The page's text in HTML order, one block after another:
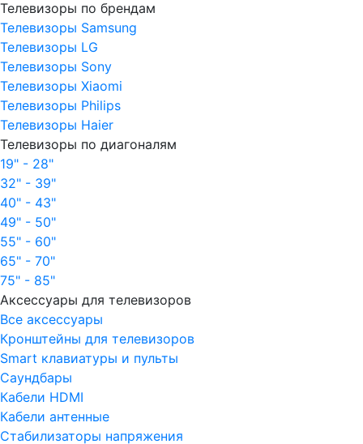
Телевизоры по брендам
Телевизоры Samsung
Телевизоры LG
Телевизоры Sony
Телевизоры Xiaomi
Телевизоры Philips
Телевизоры Haier
Телевизоры по диагоналям
19" - 28"
32" - 39"
40" - 43"
49" - 50"
55" - 60"
65" - 70"
75" - 85"
Аксессуары для телевизоров
Все аксессуары
Кронштейны для телевизоров
Smart клавиатуры и пульты
Саундбары
Кабели HDMI
Кабели антенные
Стабилизаторы напряжения